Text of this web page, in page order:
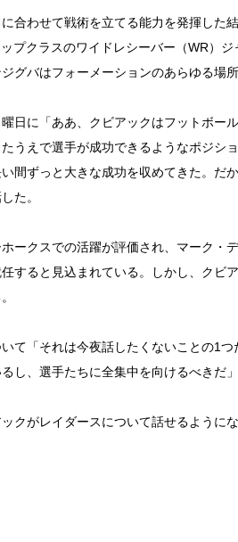
合わせて戦術を立てる能力を発揮した
プクラスのワイドレシーバー（WR）
グバはフォーメーションのあらゆる場
日に「ああ、クビアックはフットボー
うえで選手が成功できるようなポジシ
間ずっと大きな成功を収めてきた。だ
た。
ークスでの活躍が評価され、マーク・
すると見込まれている。しかし、クビ
て「それは今夜話したくないことの1
し、選手たちに全集中を向けるべきだ」
クがレイダースについて話せるようにな